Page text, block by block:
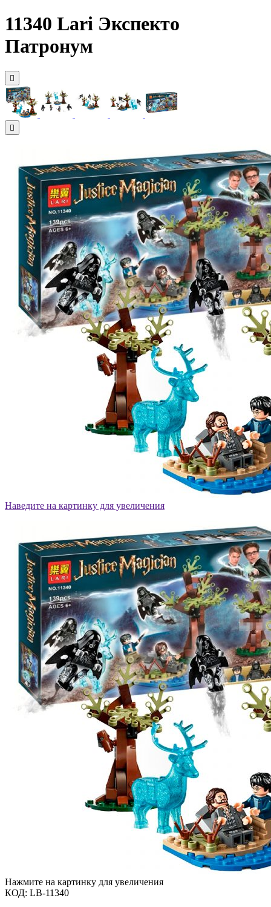
11340 Lari Экспекто
Патронум
Наведите на картинку для увеличения
Нажмите на картинку для увеличения
КОД: LB-11340